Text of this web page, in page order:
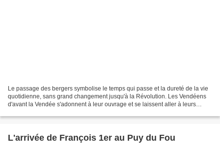
Le passage des bergers symbolise le temps qui passe et la dureté de la vie
quotidienne, sans grand changement jusqu'à la Révolution. Les Vendéens
d'avant la Vendée s'adonnent à leur ouvrage et se laissent aller à leurs
L'arrivée de François 1er au Puy du Fou